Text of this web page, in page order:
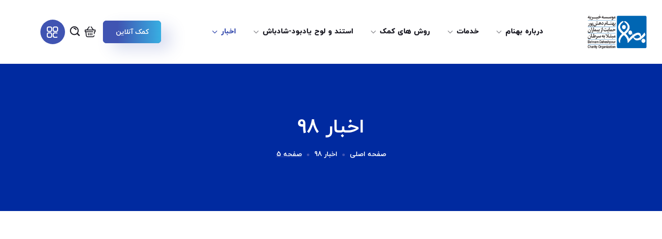
درباره بهنام خدمات روش های کمک استند و لوح یادبود-شادباش اخبار کمک آنلاین
اخبار 98
صفحه اصلی اخبار 98 صفحه 5